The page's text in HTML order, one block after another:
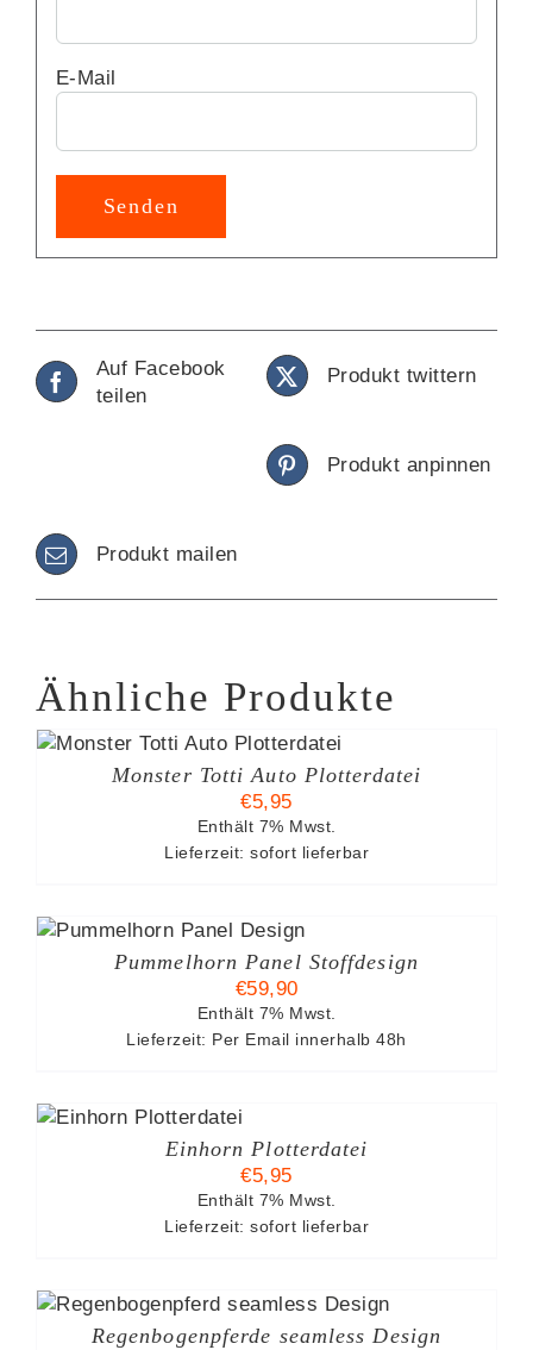
E-Mail
Auf Facebook
teilen
Produkt twittern
Produkt anpinnen
Produkt mailen
Ähnliche Produkte
Monster Totti Auto Plotterdatei
€5,95
Enthält 7% Mwst.
Lieferzeit: sofort lieferbar
Pummelhorn Panel Stoffdesign
€59,90
Enthält 7% Mwst.
Lieferzeit: Per Email innerhalb 48h
Einhorn Plotterdatei
€5,95
Enthält 7% Mwst.
Lieferzeit: sofort lieferbar
Regenbogenpferde seamless Design